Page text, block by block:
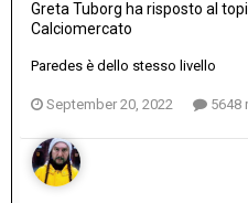
Greta Tuborg ha risposto al
Calciomercato
Paredes è dello stesso livello
September 20, 2022 5648